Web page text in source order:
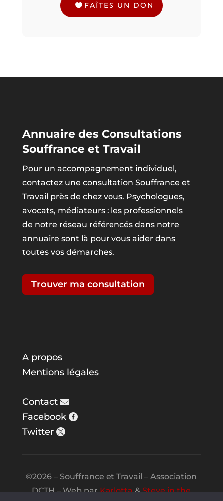
FAÎTES UN DON
Annuaire des Consultations
Souffrance et Travail
Pour un accompagnement individuel,
contactez une consultation Souffrance et
Travail près de chez vous. Psychologues,
avocats, médiateurs : les professionnels
de notre réseau référencés dans notre
annuaire sont là pour vous aider dans
toutes vos démarches.
Trouver ma consultation
A propos
Mentions légales
Contact
Facebook
Twitter
©2026 – Souffrance et Travail – Association
DCTH – Web parKarlotta&Steve in the